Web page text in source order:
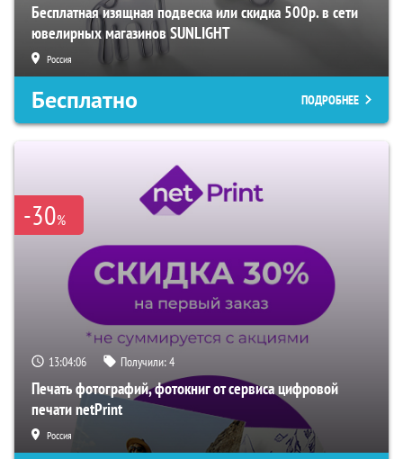
Бесплатная изящная подвеска или скидка 500р. в сети
ювелирных магазинов SUNLIGHT
Россия
Бесплатно ПОДРОБНЕЕ
-30%
13:04:04 Получили:4
Печать фотографий, фотокниг от сервиса цифровой
печати netPrint
Россия